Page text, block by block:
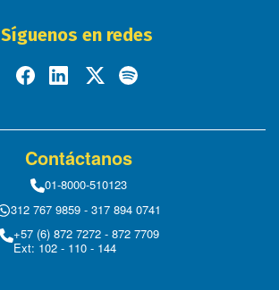
Síguenos en redes
Contáctanos
01-8000-510123
312 767 9859 - 317 894 0741
+57 (6) 872 7272 - 872 7709
Ext: 102 - 110 - 144